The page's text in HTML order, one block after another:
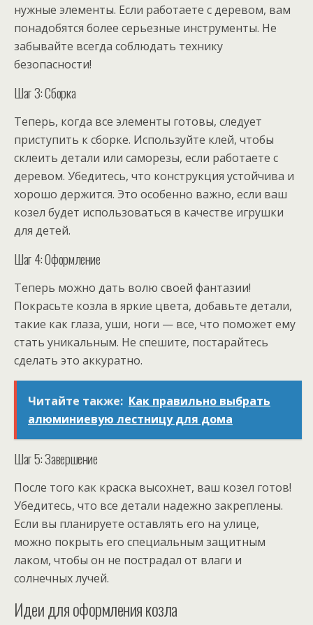
нужные элементы. Если работаете с деревом, вам
понадобятся более серьезные инструменты. Не
забывайте всегда соблюдать технику
безопасности!
Шаг 3: Сборка
Теперь, когда все элементы готовы, следует
приступить к сборке. Используйте клей, чтобы
склеить детали или саморезы, если работаете с
деревом. Убедитесь, что конструкция устойчива и
хорошо держится. Это особенно важно, если ваш
козел будет использоваться в качестве игрушки
для детей.
Шаг 4: Оформление
Теперь можно дать волю своей фантазии!
Покрасьте козла в яркие цвета, добавьте детали,
такие как глаза, уши, ноги — все, что поможет ему
стать уникальным. Не спешите, постарайтесь
сделать это аккуратно.
Читайте также: Как правильно выбрать
алюминиевую лестницу для дома
Шаг 5: Завершение
После того как краска высохнет, ваш козел готов!
Убедитесь, что все детали надежно закреплены.
Если вы планируете оставлять его на улице,
можно покрыть его специальным защитным
лаком, чтобы он не пострадал от влаги и
солнечных лучей.
Идеи для оформления козла